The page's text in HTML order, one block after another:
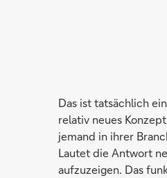
Das ist tatsächlich
relativ neues
jemand in ihrer
Lautet die Antwort
aufzuzeigen. Das